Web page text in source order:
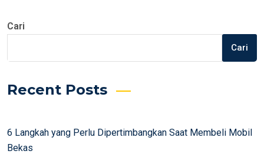
Cari
Cari
Recent Posts
6 Langkah yang Perlu Dipertimbangkan Saat Membeli Mobil
Bekas